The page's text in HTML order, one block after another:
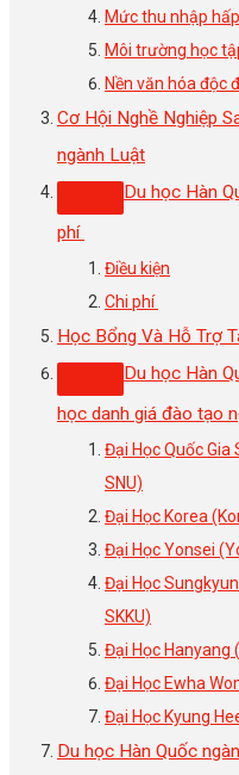
Mức thu nhập
Môi trường học
Nền văn hóa độc
Cơ Hội Nghề Nghiệp
ngành Luật
Du học Hàn
phí
Điều kiện
Chi phí
Học Bổng Và Hỗ Trợ
Du học Hàn
học danh giá đào tạo
Đại Học Quốc
SNU)
Đại Học Korea
Đại Học Yonsei
Đại Học
SKKU)
Đại Học Hanyang
Đại Học Ewha
Đại Học Kyung
Du học Hàn Quốc